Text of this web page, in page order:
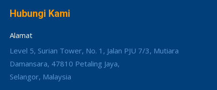
Hubungi Kami
Alamat
Level 5, Surian Tower, No. 1, Jalan PJU 7/3, Mutiara
Damansara, 47810 Petaling Jaya,
Selangor, Malaysia